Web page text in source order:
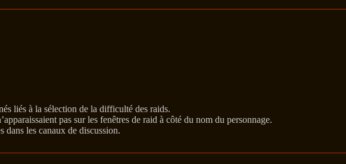
liés à la sélection de la difficulté des raids.
pas sur les fenêtres de raid à côté du nom du personnage.
dans les canaux de discussion.